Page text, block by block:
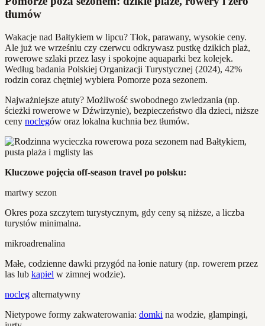
tłumów
Wakacje nad Bałtykiem w lipcu? Tłok, parawany, wysokie ceny.
Ale już we wrześniu czy czerwcu odkrywasz pustkę dzikich plaż,
rowerowe szlaki przez lasy i spokojne aquaparki bez kolejek.
Według badania Polskiej Organizacji Turystycznej (2024), 42%
rodzin coraz chętniej wybiera Pomorze poza sezonem.
Najważniejsze atuty? Możliwość swobodnego zwiedzania (np.
ścieżki rowerowe w Dźwirzynie), bezpieczeństwo dla dzieci, niższe
ceny noclegów oraz lokalna kuchnia bez tłumów.
Kluczowe pojęcia off-season travel po polsku:
martwy sezon
Okres poza szczytem turystycznym, gdy ceny są niższe, a liczba
turystów minimalna.
mikroadrenalina
Małe, codzienne dawki przygód na łonie natury (np. rowerem przez
las lub kąpiel w zimnej wodzie).
nocleg alternatywny
Nietypowe formy zakwaterowania: domki na wodzie, glampingi,